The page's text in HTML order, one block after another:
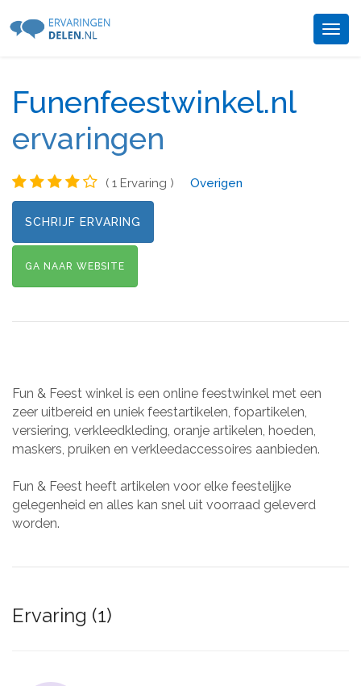
Funenfeestwinkel.nl
ervaringen
( 1 Ervaring ) Overigen
SCHRIJF ERVARING
GA NAAR WEBSITE
Fun & Feest winkel is een online feestwinkel met een
zeer uitbereid en uniek feestartikelen, fopartikelen,
versiering, verkleedkleding, oranje artikelen, hoeden,
maskers, pruiken en verkleedaccessoires aanbieden.
Fun & Feest heeft artikelen voor elke feestelijke
gelegenheid en alles kan snel uit voorraad geleverd
worden.
Ervaring (1)